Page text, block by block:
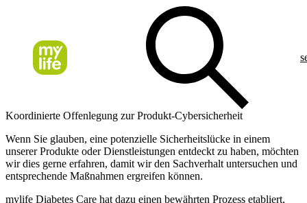
Koordinierte Offenlegung zur Produkt-Cybersicherheit
Wenn Sie glauben, eine potenzielle Sicherheitslücke in einem
unserer Produkte oder Dienstleistungen entdeckt zu haben, möchten
wir dies gerne erfahren, damit wir den Sachverhalt untersuchen und
entsprechende Maßnahmen ergreifen können.
mylife Diabetes Care hat dazu einen bewährten Prozess etabliert,